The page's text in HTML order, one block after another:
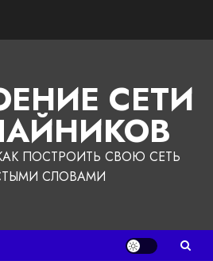
СЕТИ
ПОСТРОИТЬ СВОЮ СЕТЬ
СЛОВАМИ